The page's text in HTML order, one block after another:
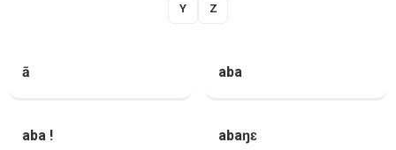
Y Z
ā aba
aba ! abaŋɛ